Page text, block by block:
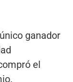
ganador
el